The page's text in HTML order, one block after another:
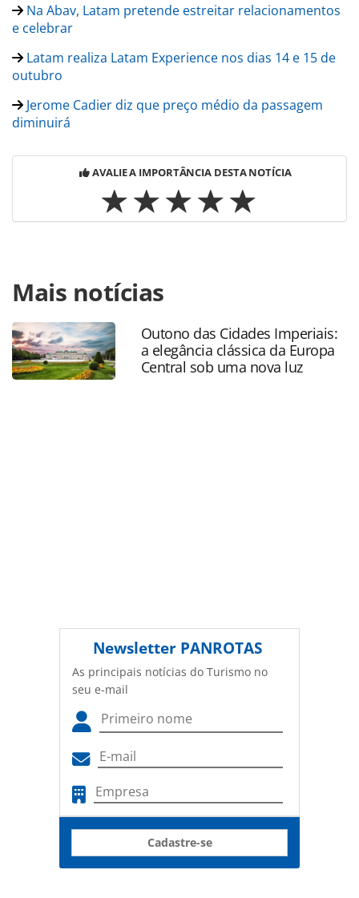
Na Abav, Latam pretende estreitar relacionamentos
e celebrar
Latam realiza Latam Experience nos dias 14 e 15 de
outubro
Jerome Cadier diz que preço médio da passagem
diminuirá
AVALIE A IMPORTÂNCIA DESTA NOTÍCIA
https://www.panrotas.com.br/aviacao/empresas/2021/10/
acrescenta-mais-42-voos-por-semana-na-malha-
domestica-confira_184863.html ou as ferramentas
oferecidas na página. Todo o conteúdo produzido pela
PANROTAS Editora é protegido pela legislação brasileira
sobre direito autoral. Não reproduza o conteúdo sem
Mais notícias
Outono das Cidades Imperiais:
a elegância clássica da Europa
Central sob uma nova luz
Newsletter PANROTAS
As principais notícias do Turismo no
seu e-mail
Cadastre-se